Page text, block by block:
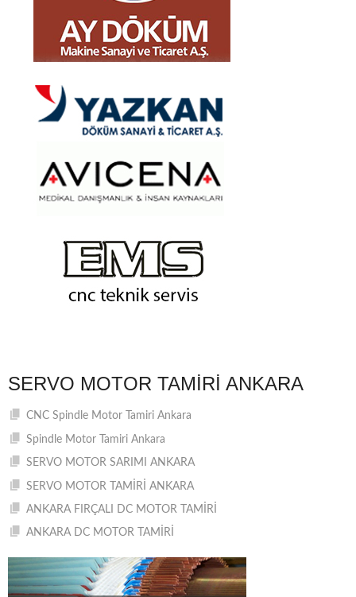
SERVO MOTOR TAMIRI ANKARA
CNC Spindle Motor Tamiri Ankara
Spindle Motor Tamiri Ankara
SERVO MOTOR SARIMI ANKARA
SERVO MOTOR TAMİRİ ANKARA
ANKARA FIRÇALI DC MOTOR TAMİRİ
ANKARA DC MOTOR TAMİRİ